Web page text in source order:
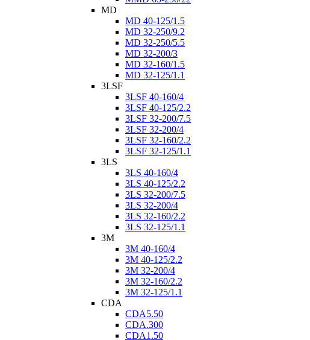
MD
MD 40-125/1.5
MD 32-250/9.2
MD 32-250/5.5
MD 32-200/3
MD 32-160/1.5
MD 32-125/1.1
3LSF
3LSF 40-160/4
3LSF 40-125/2.2
3LSF 32-200/7.5
3LSF 32-200/4
3LSF 32-160/2.2
3LSF 32-125/1.1
3LS
3LS 40-160/4
3LS 40-125/2.2
3LS 32-200/7.5
3LS 32-200/4
3LS 32-160/2.2
3LS 32-125/1.1
3M
3M 40-160/4
3M 40-125/2.2
3M 32-200/4
3M 32-160/2.2
3M 32-125/1.1
CDA
CDA5.50
CDA.300
CDA1.50